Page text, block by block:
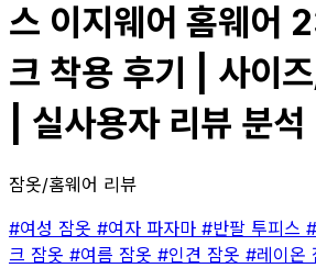
스 이지웨어 홈웨어
크 착용 후기 | 사이
| 실사용자 리뷰 분석
잠옷/홈웨어 리뷰
#여성 잠옷 #여자 파자마 #반팔 투피스
크 잠옷 #여름 잠옷 #인견 잠옷 #레이온